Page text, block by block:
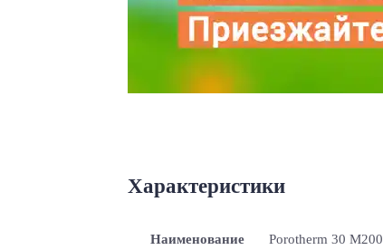
Характеристики
Наименование Porotherm 30 М200